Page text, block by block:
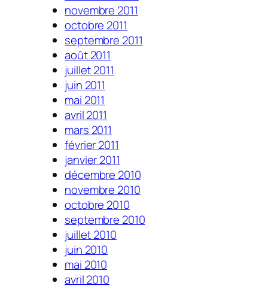
novembre 2011
octobre 2011
septembre 2011
août 2011
juillet 2011
juin 2011
mai 2011
avril 2011
mars 2011
février 2011
janvier 2011
décembre 2010
novembre 2010
octobre 2010
septembre 2010
juillet 2010
juin 2010
mai 2010
avril 2010